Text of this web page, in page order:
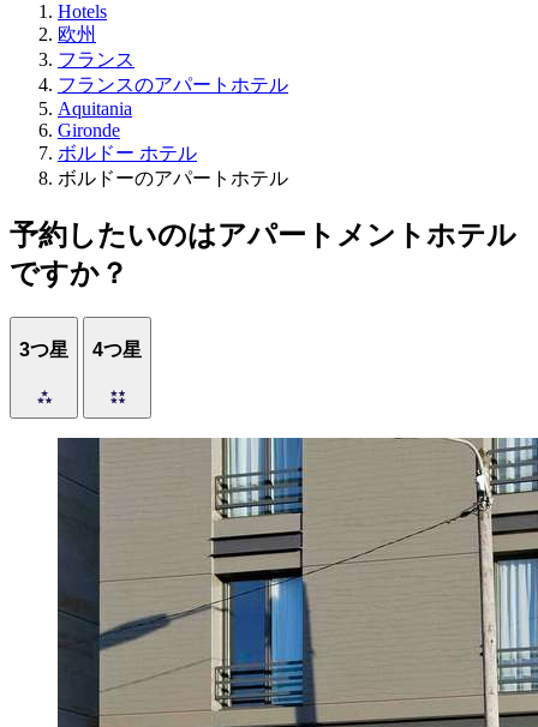
Hotels
欧州
フランス
フランスのアパートホテル
Aquitania
Gironde
ボルドー ホテル
ボルドーのアパートホテル
予約したいのはアパートメントホテル
ですか？
3つ星 4つ星